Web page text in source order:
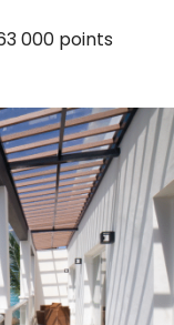
000 points